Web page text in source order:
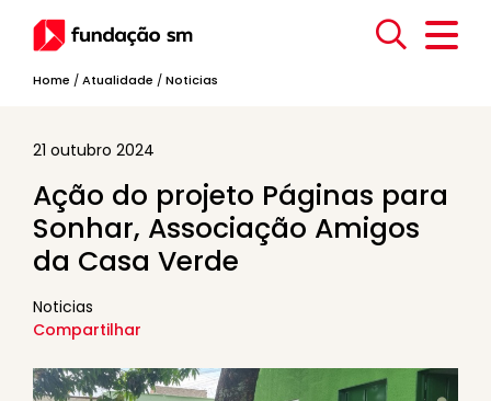
Home /Atualidade /Noticias
21 outubro 2024
Ação do projeto Páginas para
Sonhar, Associação Amigos
da Casa Verde
Noticias
Compartilhar